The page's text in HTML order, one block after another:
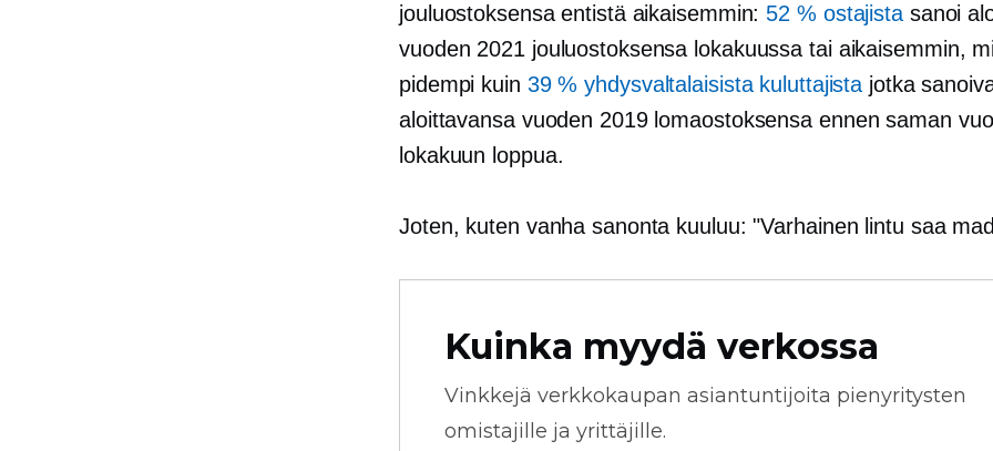
jouluostoksensa entistä aikaisemmin: 52 % ostajistasanoi
vuoden 2021 jouluostoksensa lokakuussa tai aikaisemmin,
pidempi kuin 39 % yhdysvaltalaisista kuluttajista jotka
aloittavansa vuoden 2019 lomaostoksensa ennen saman
lokakuun loppua.
Joten, kuten vanha sanonta kuuluu: "Varhainen lintu saa
Kuinka myydä verkossa
Vinkkejä verkkokaupan asiantuntijoita pienyritysten
omistajille ja yrittäjille.